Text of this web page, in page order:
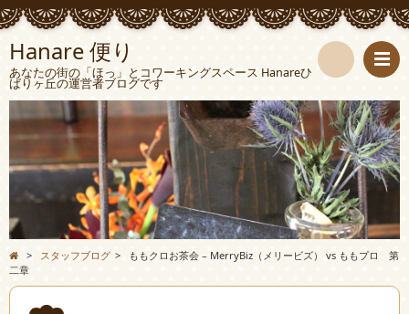
Hanare 便り
あなたの街の「ほっ」とコワーキングスペース Hanareひ
ばりヶ丘の運営者ブログです
検
索
> スタッフブログ >
ももクロお茶会 – MerryBiz（メリービズ） vs ももプロ 第
二章